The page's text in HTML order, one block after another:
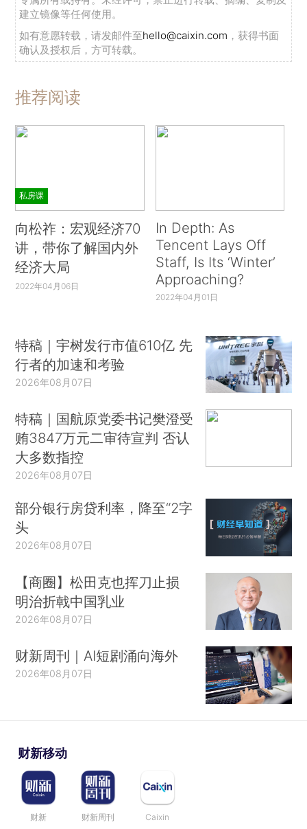
建立镜像等任何使用。
如有意愿转载，请发邮件至hello@caixin.com ，获得书面
确认及授权后，方可转载。
推荐阅读
私房课
向松祚：宏观经济70
讲，带你了解国内外
经济大局
2022年04月06日
In Depth: As
Tencent Lays Off
Staff, Is Its ‘Winter’
Approaching?
2022年04月01日
特稿｜宇树发行市值610亿 先
行者的加速和考验
2026年08月07日
特稿｜国航原党委书记樊澄受
贿3847万元二审待宣判 否认
大多数指控
2026年08月07日
部分银行房贷利率，降至“2字
头
2026年08月07日
【商圈】松田克也挥刀止损
明治折戟中国乳业
2026年08月07日
财新周刊｜AI短剧涌向海外
2026年08月07日
财新移动
财新 财新周刊 Caixin